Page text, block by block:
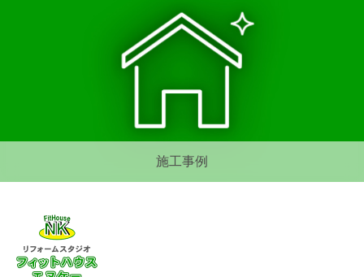
施工事例